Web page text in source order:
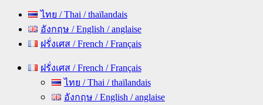
ไทย / Thai / thaïlandais
อังกฤษ / English / anglaise
ฝรั่งเศส / French / Français
Primary ฝรั่งเศส / French / Français
ไทย / Thai / thaïlandais
อังกฤษ / English / anglaise